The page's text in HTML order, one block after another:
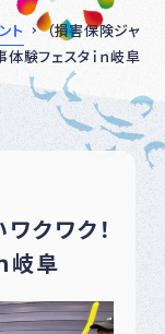
ト
（損害保険ジャ
体験フェスタｉｎ岐阜
クワク！
岐阜